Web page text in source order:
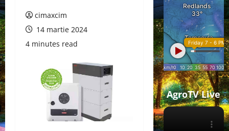
cimaxcim
14 martie 2024
4 minutes read
AgroTV Live